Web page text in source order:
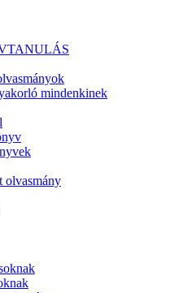
mindenkinek
olvasmány